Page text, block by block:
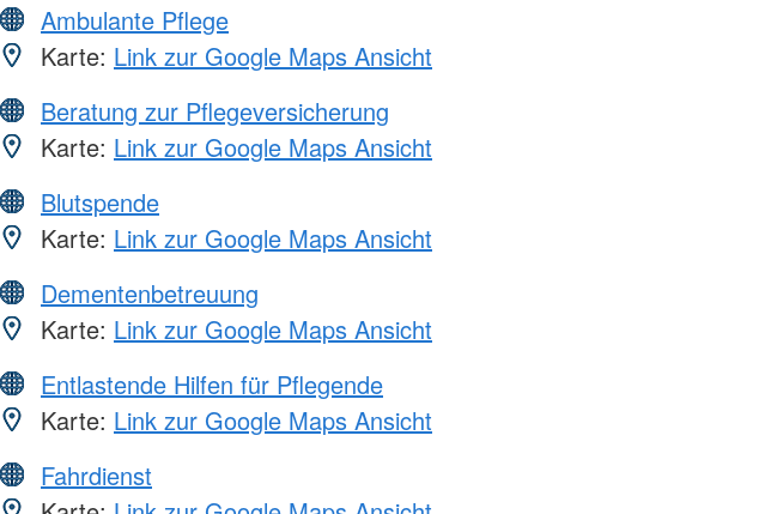
Ambulante Pflege
Karte: Link zur Google Maps Ansicht
Beratung zur Pflegeversicherung
Karte: Link zur Google Maps Ansicht
Blutspende
Karte: Link zur Google Maps Ansicht
Dementenbetreuung
Karte: Link zur Google Maps Ansicht
Entlastende Hilfen für Pflegende
Karte: Link zur Google Maps Ansicht
Fahrdienst